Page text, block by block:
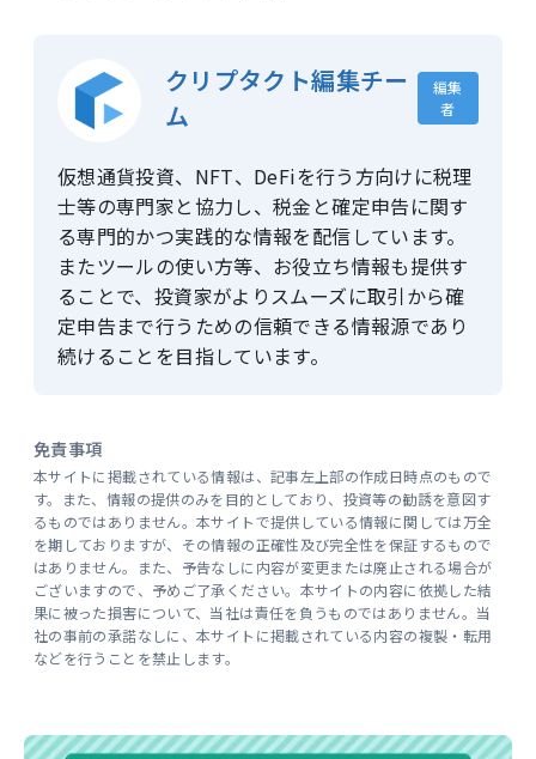
クリプタクト編集チー
ム
編集
者
仮想通貨投資、NFT、DeFiを行う方向けに税理
士等の専門家と協力し、税金と確定申告に関す
る専門的かつ実践的な情報を配信しています。
またツールの使い方等、お役立ち情報も提供す
ることで、投資家がよりスムーズに取引から確
定申告まで行うための信頼できる情報源であり
続けることを目指しています。
免責事項
本サイトに掲載されている情報は、記事左上部の作成日時点のもので
す。また、情報の提供のみを目的としており、投資等の勧誘を意図す
るものではありません。本サイトで提供している情報に関しては万全
を期しておりますが、その情報の正確性及び完全性を保証するもので
はありません。また、予告なしに内容が変更または廃止される場合が
ございますので、予めご了承ください。本サイトの内容に依拠した結
果に被った損害について、当社は責任を負うものではありません。当
社の事前の承諾なしに、本サイトに掲載されている内容の複製・転用
などを行うことを禁止します。